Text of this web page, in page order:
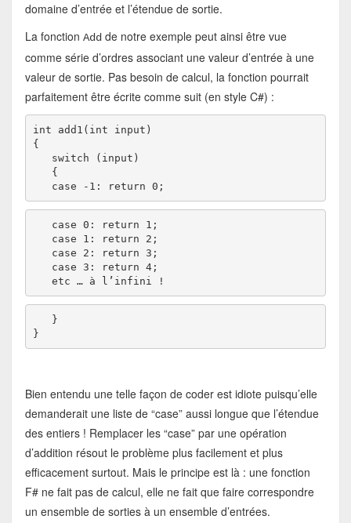
domaine d’entrée et l’étendue de sortie.
La fonction Addde notre exemple peut ainsi être vue
comme série d’ordres associant une valeur d’entrée à une
valeur de sortie. Pas besoin de calcul, la fonction pourrait
parfaitement être écrite comme suit (en style C#) :
int add1(int input)
{
   case -1: return 0;
   etc … à l’infini !
}
Bien entendu une telle façon de coder est idiote puisqu’elle
demanderait une liste de “case” aussi longue que l’étendue
des entiers ! Remplacer les “case” par une opération
d’addition résout le problème plus facilement et plus
efficacement surtout. Mais le principe est là : une fonction
F# ne fait pas de calcul, elle ne fait que faire correspondre
un ensemble de sorties à un ensemble d’entrées.